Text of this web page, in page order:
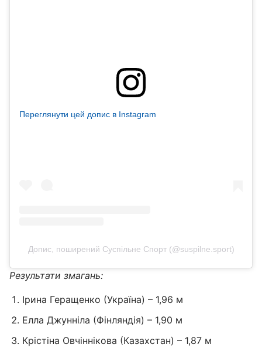
Переглянути цей допис в Instagram
Допис, поширений Суспільне Спорт (@suspilne.sport)
Результати змагань:
Ірина Геращенко (Україна) – 1,96 м
Елла Джунніла (Фінляндія) – 1,90 м
Крістіна Овчіннікова (Казахстан) – 1,87 м